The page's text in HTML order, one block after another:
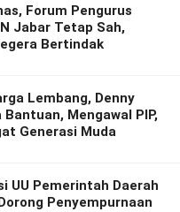
Forum Pengurus
Jabar Tetap Sah,
Bertindak
Lembang, Denny
Mengawal PIP,
Generasi Muda
UU Pemerintah Daerah
Penyempurnaan